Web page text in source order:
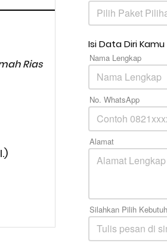
Rias
Pilih Paket
Isi Data Diri Kamu
Nama Lengkap
No. WhatsApp
Alamat
Silahkan Pilih
Tulis pesan di